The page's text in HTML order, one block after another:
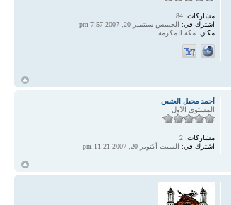
مشاركات:
اشترك في: الخميس سبتمبر 20, 2007 7:57 pm
مكان: مكة المكرمة
أحمد محيل العتيبي
المستوى الأول
مشاركات:
اشترك في: السبت أكتوبر 20, 2007 11:21 pm